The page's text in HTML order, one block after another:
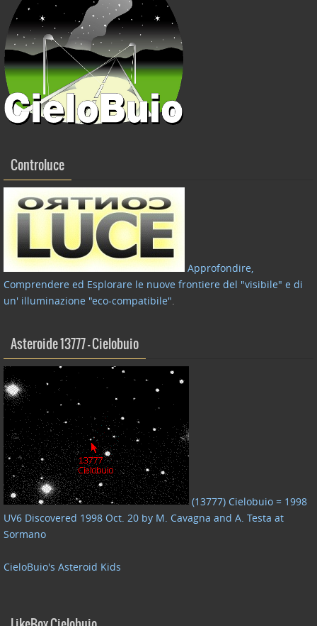
Controluce
Approfondire,
Comprendere ed Esplorare le nuove frontiere del "visibile" e di
un' illuminazione "eco-compatibile".
Asteroide 13777 – Cielobuio
(13777) Cielobuio = 1998
UV6 Discovered 1998 Oct. 20 by M. Cavagna and A. Testa at
Sormano
CieloBuio's Asteroid Kids